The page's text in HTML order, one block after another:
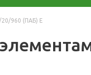
960 (ПАБ) Е